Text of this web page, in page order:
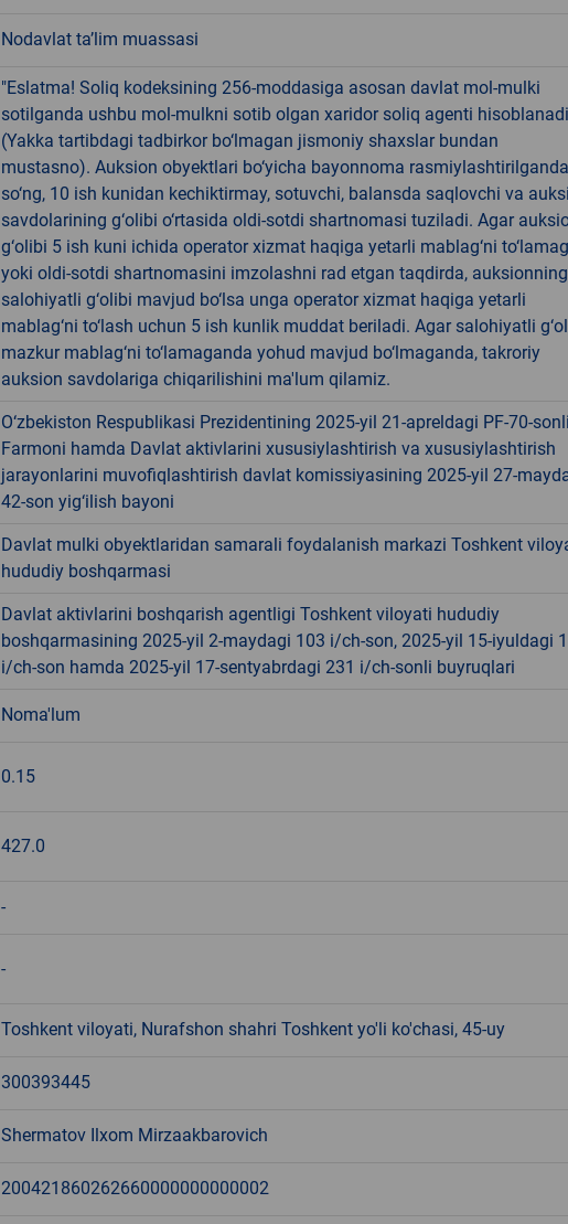
Nodavlat ta’lim muassasi
"Eslatma! Soliq kodeksining 256-moddasiga asosan davlat mol-mulki
sotilganda ushbu mol-mulkni sotib olgan xaridor soliq agenti hisoblanadi
(Yakka tartibdagi tadbirkor bo‘lmagan jismoniy shaxslar bundan
mustasno). Auksion obyektlari bo‘yicha bayonnoma
so‘ng, 10 ish kunidan kechiktirmay, sotuvchi, balansda saqlovchi va
savdolarining g‘olibi o‘rtasida oldi-sotdi shartnomasi tuziladi. Agar
g‘olibi 5 ish kuni ichida operator xizmat haqiga yetarli mablag‘ni
yoki oldi-sotdi shartnomasini imzolashni rad etgan taqdirda, auksionning
salohiyatli g‘olibi mavjud bo‘lsa unga operator xizmat haqiga yetarli
mablag‘ni to‘lash uchun 5 ish kunlik muddat beriladi. Agar salohiyatli
mazkur mablag‘ni to‘lamaganda yohud mavjud bo‘lmaganda, takroriy
auksion savdolariga chiqarilishini ma'lum qilamiz.
O‘zbekiston Respublikasi Prezidentining 2025-yil 21-apreldagi PF-70-sonli
Farmoni hamda Davlat aktivlarini xususiylashtirish va xususiylashtirish
jarayonlarini muvofiqlashtirish davlat komissiyasining 2025-yil 27-
42-son yig‘ilish bayoni
Davlat mulki obyektlaridan samarali foydalanish markazi Toshkent
hududiy boshqarmasi
Davlat aktivlarini boshqarish agentligi Toshkent viloyati hududiy
boshqarmasining 2025-yil 2-maydagi 103 i/ch-son, 2025-yil 15-iyuldagi
i/ch-son hamda 2025-yil 17-sentyabrdagi 231 i/ch-sonli buyruqlari
Noma'lum
0.15
427.0
-
-
Toshkent viloyati, Nurafshon shahri Toshkent yo'li ko'chasi, 45-uy
300393445
Shermatov Ilxom Mirzaakbarovich
200421860262660000000000002